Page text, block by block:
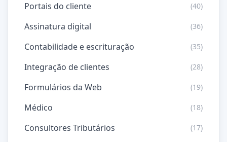
Portais do cliente (40)
Assinatura digital (36)
Contabilidade e escrituração (35)
Integração de clientes (28)
Formulários da Web (19)
Médico (18)
Consultores Tributários (17)